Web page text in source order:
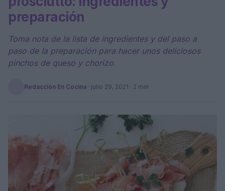
preparación
Toma nota de la lista de ingredientes y del paso a
paso de la preparación para hacer unos deliciosos
pinchos de queso y chorizo.
Redacción En Cocina · julio 29, 2021 · 2 min